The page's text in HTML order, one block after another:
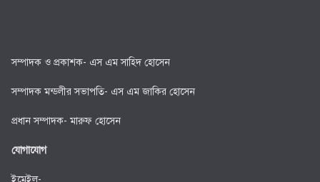
সম্পাদক ও প্রকাশক- এস এম সাহিদ হোসেন
সম্পাদক মন্ডলীর সভাপতি- এস এম জাকির হোসেন
প্রধান সম্পাদক- মারুফ হোসেন
যোগাযোগ